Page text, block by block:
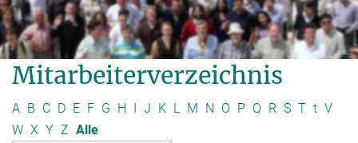
Mitarbeiterverzeichnis
A B C D E F G H I J K L M N O P Q R S T t V
W X Y Z Alle